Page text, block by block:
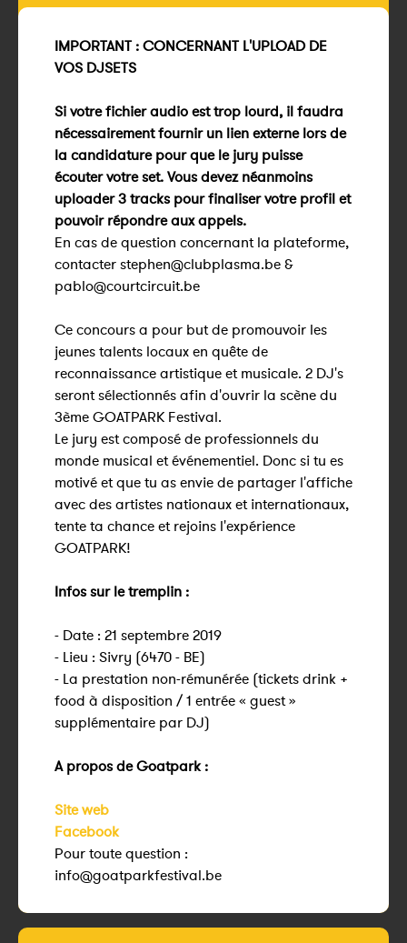
IMPORTANT : CONCERNANT L'UPLOAD DE
VOS DJSETS
Si votre fichier audio est trop lourd, il faudra
nécessairement fournir un lien externe lors de
la candidature pour que le jury puisse
écouter votre set. Vous devez néanmoins
uploader 3 tracks pour finaliser votre profil et
pouvoir répondre aux appels.
En cas de question concernant la plateforme,
contacter stephen@clubplasma.be &
pablo@courtcircuit.be
Ce concours a pour but de promouvoir les
jeunes talents locaux en quête de
reconnaissance artistique et musicale. 2 DJ's
seront sélectionnés afin d'ouvrir la scène du
3ème GOATPARK Festival.
Le jury est composé de professionnels du
monde musical et événementiel. Donc si tu es
motivé et que tu as envie de partager l'affiche
avec des artistes nationaux et internationaux,
tente ta chance et rejoins l'expérience
GOATPARK!
Infos sur le tremplin :
- Date : 21 septembre 2019
- Lieu : Sivry (6470 - BE)
- La prestation non-rémunérée (tickets drink +
food à disposition / 1 entrée « guest »
supplémentaire par DJ)
A propos de Goatpark :
Site web
Facebook
Pour toute question :
info@goatparkfestival.be